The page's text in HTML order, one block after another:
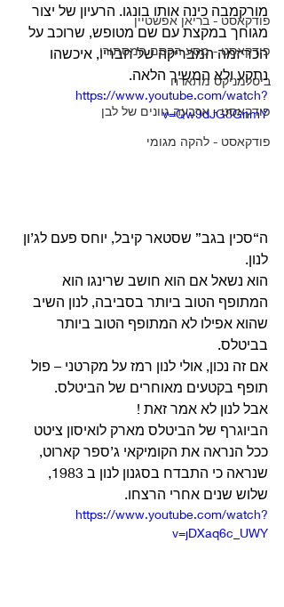
פודקאסט - בריאן אפשטיין
פודקאסט - מסע הקסם המסתורי
ביטלמניקס מתארח
פודקאסט - ארבעה גוונים של לבן
פודקאסט - להקה מגומי
מורקמבה כינה אותו בונגו. הרעיון של יצור
מגוחך במקצת עם שם מטופש, שרוכב על
הכריזמה המבריקה של חבריו, איכשהו
נתקע ולא המשיך הלאה.
https://www.youtube.com/watch?
v=Qw9dJG8GnmY
ה“סכין בגב” שסטאר קיבל, יוחס פעם לג’ון
לנון.
הוא נשאל אם הוא חושב שרינגו הוא
המתופף הטוב ביותר בסביבה, לנון השיב
שהוא אפילו לא המתופף הטוב ביותר
בביטלס.
אם זה נכון, אולי לנון רמז על מקרטני – פול
תופף בקטעים מאוחרים של הביטלס.
אבל לנון לא אמר זאת !
הביוגרף של הביטלס מארק לואיסון ציטט
ככל הנראה את הקומיקאי ג’ספר קארוט,
שנראה כי התבדח בסגנון לנון ב 1983,
שלוש שנים אחרי הרצחו.
https://www.youtube.com/watch?
v=jDXaq6c_UWY